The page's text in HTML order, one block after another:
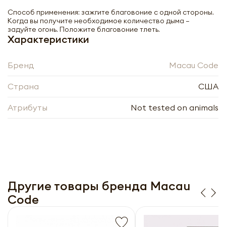
Способ применения: зажгите благовоние с одной стороны.
Когда вы получите необходимое количество дыма –
задуйте огонь. Положите благовоние тлеть.
Характеристики
Бренд Macau Code
Страна США
Атрибуты Not tested on animals
Другие товары бренда Macau
Code
- +